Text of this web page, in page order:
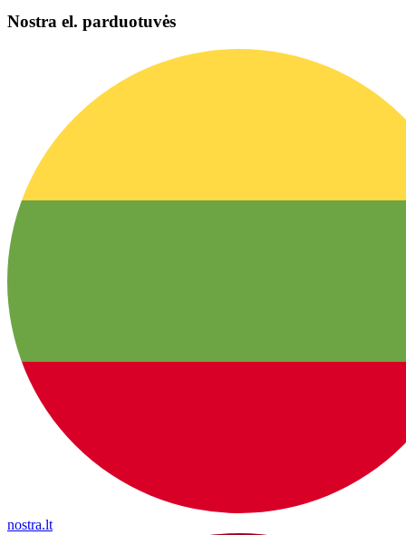
Nostra el. parduotuvės
nostra.lt